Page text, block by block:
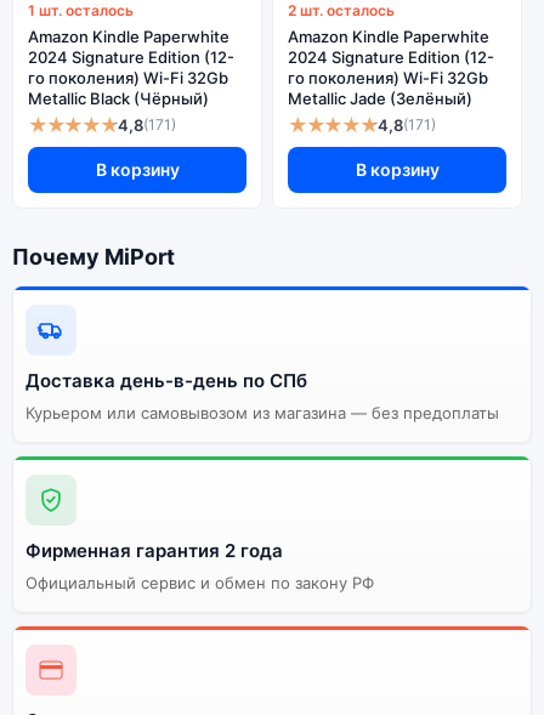
1 шт. осталось
Amazon Kindle Paperwhite
2024 Signature Edition (12-
го поколения) Wi-Fi 32Gb
Metallic Black (Чёрный)
★★★★★4,8(171)
В корзину
2 шт. осталось
Amazon Kindle Paperwhite
2024 Signature Edition (12-
го поколения) Wi-Fi 32Gb
Metallic Jade (Зелёный)
★★★★★4,8(171)
В корзину
Почему MiPort
Доставка день-в-день по СПб
Курьером или самовывозом из магазина — без предоплаты
Фирменная гарантия 2 года
Официальный сервис и обмен по закону РФ